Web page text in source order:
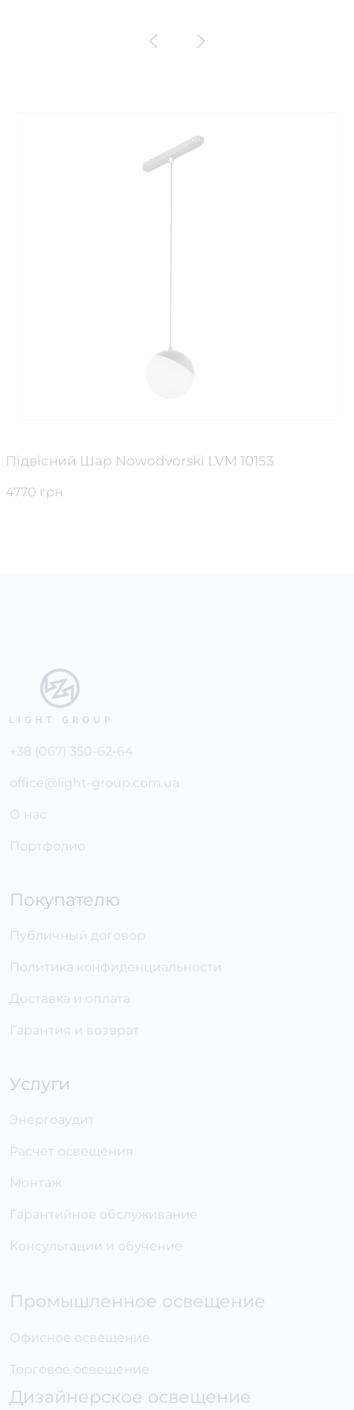
Підвісний Шар Nowodvorski LVM 10153
4770 грн
+38 (067) 350-62-64
office@light-group.com.ua
О нас
Портфолио
Покупателю
Публичный договор
Политика конфиденциальности
Доставка и оплата
Гарантия и возврат
Услуги
Энергоаудит
Расчет освещения
Монтаж
Гарантийное обслуживание
Консультации и обучение
Промышленное освещение
Офисное освещение
Торговое освещение
Дизайнерское освещение